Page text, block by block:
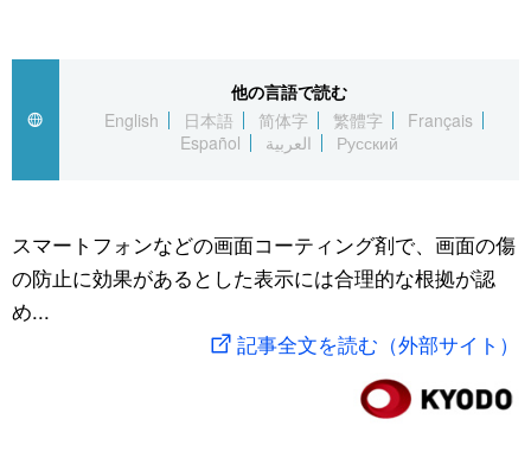
Русский
経済・ビジネス
国際
文化
トップ
アーカイブ
In-depth
Japan Data
動画/Live
スポーツ・東京2020
他の言語で読む
English
日本語 简体字 繁體字
Français
Español
العربية Русский
スマートフォンなどの画面コーティング剤で、画面の傷
の防止に効果があるとした表示には合理的な根拠が認
め...
記事全文を読む（外部サイト）